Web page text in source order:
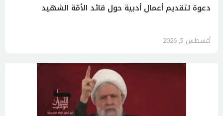
دعوة لتقديم أعمال أدبية حول قائد الأمّة الشهيد
أغسطس 5, 2026